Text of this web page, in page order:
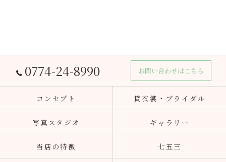
0774-24-8990 お問い合わせはこちら
コンセプト 貸衣裳・ブライダル
写真スタジオ ギャラリー
当店の特徴 七五三